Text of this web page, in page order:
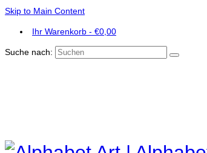
Skip to Main Content
Ihr Warenkorb - €0,00
Suche nach: